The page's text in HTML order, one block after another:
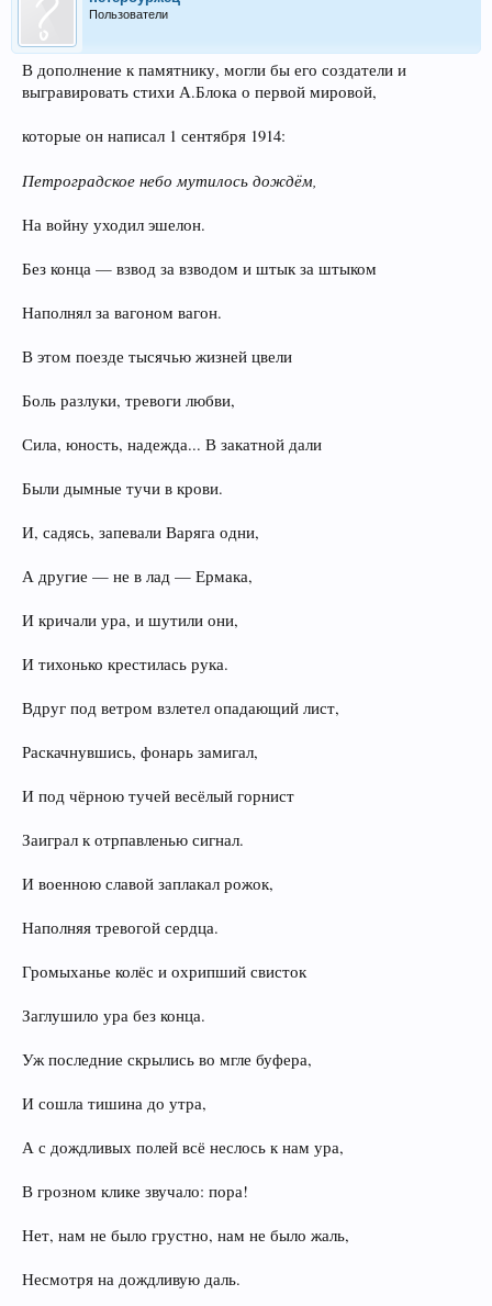
Пользователи
В дополнение к памятнику, могли бы его создатели и
выгравировать стихи А.Блока о первой мировой,
которые он написал 1 сентября 1914:
Петроградское небо мутилось дождём,
На войну уходил эшелон.
Без конца — взвод за взводом и штык за штыком
Наполнял за вагоном вагон.
В этом поезде тысячью жизней цвели
Боль разлуки, тревоги любви,
Сила, юность, надежда... В закатной дали
Были дымные тучи в крови.
И, садясь, запевали Варяга одни,
А другие — не в лад — Ермака,
И кричали ура, и шутили они,
И тихонько крестилась рука.
Вдруг под ветром взлетел опадающий лист,
Раскачнувшись, фонарь замигал,
И под чёрною тучей весёлый горнист
Заиграл к отрпавленью сигнал.
И военною славой заплакал рожок,
Наполняя тревогой сердца.
Громыханье колёс и охрипший свисток
Заглушило ура без конца.
Уж последние скрылись во мгле буфера,
И сошла тишина до утра,
А с дождливых полей всё неслось к нам ура,
В грозном клике звучало: пора!
Нет, нам не было грустно, нам не было жаль,
Несмотря на дождливую даль.